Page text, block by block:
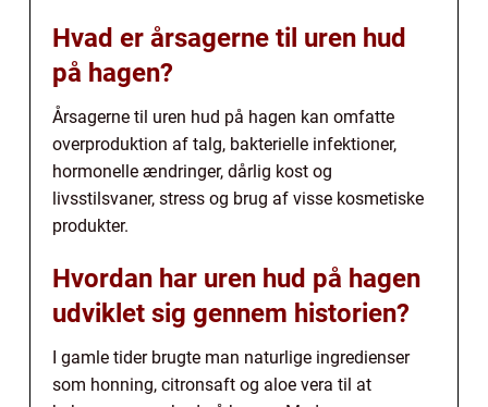
Hvad er årsagerne til uren hud
på hagen?
Årsagerne til uren hud på hagen kan omfatte
overproduktion af talg, bakterielle infektioner,
hormonelle ændringer, dårlig kost og
livsstilsvaner, stress og brug af visse kosmetiske
produkter.
Hvordan har uren hud på hagen
udviklet sig gennem historien?
I gamle tider brugte man naturlige ingredienser
som honning, citronsaft og aloe vera til at